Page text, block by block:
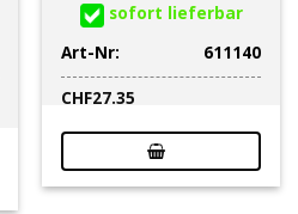
sofort lieferbar
Art-Nr:
611140
CHF27.35